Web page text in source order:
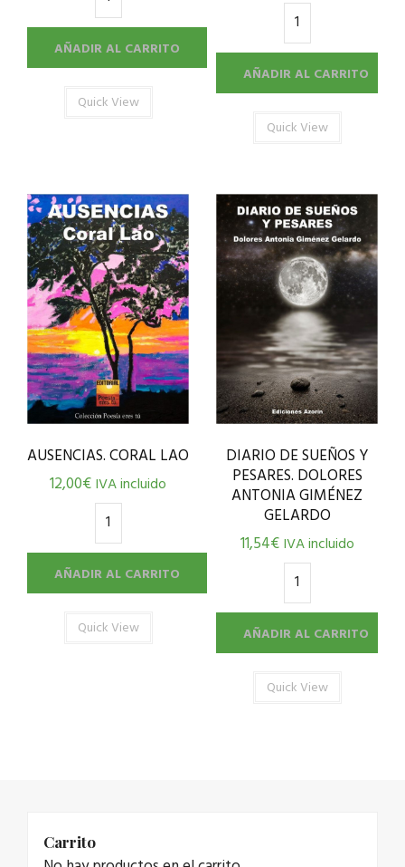
AÑADIR AL CARRITO
Quick View
AÑADIR AL CARRITO
Quick View
AUSENCIAS. CORAL LAO
12,00€IVA incluido
AÑADIR AL CARRITO
Quick View
DIARIO DE SUEÑOS Y
PESARES. DOLORES
ANTONIA GIMÉNEZ
GELARDO
11,54€ IVA incluido
AÑADIR AL CARRITO
Quick View
Carrito